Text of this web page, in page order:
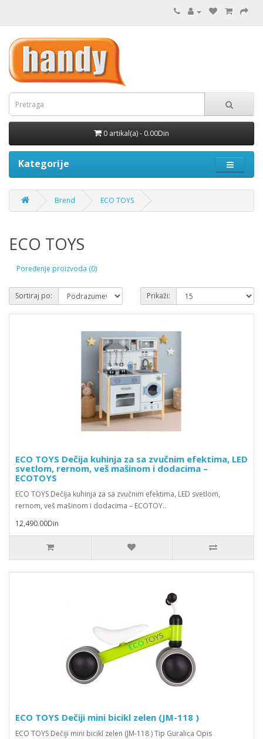
0 artikal(a) - 0.00Din
Kategorije
Brend ECO TOYS
ECO TOYS
Poređenje proizvoda (0)
Sortiraj po: Prikaži:
ECO TOYS Dečija kuhinja za sa zvučnim efektima, LED
svetlom, rernom, veš mašinom i dodacima –
ECOTOYS
ECO TOYS Dečija kuhinja za sa zvučnim efektima, LED svetlom,
rernom, veš mašinom i dodacima – ECOTOY..
12,490.00Din
ECO TOYS Dečiji mini bicikl zelen (JM-118 )
ECO TOYS Dečiji mini bicikl zelen (JM-118 ) Tip Guralica Opis